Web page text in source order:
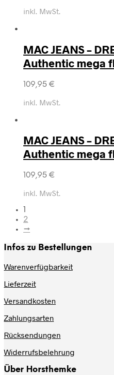
inkl. MwSt.
MAC JEANS –
Authentic mega
109,95 €
inkl. MwSt.
MAC JEANS –
Authentic mega
109,95 €
inkl. MwSt.
1
2
→
Infos zu Bestellungen
Warenverfügbarkeit
Lieferzeit
Versandkosten
Zahlungsarten
Rücksendungen
Widerrufsbelehrung
Über Horsthemke